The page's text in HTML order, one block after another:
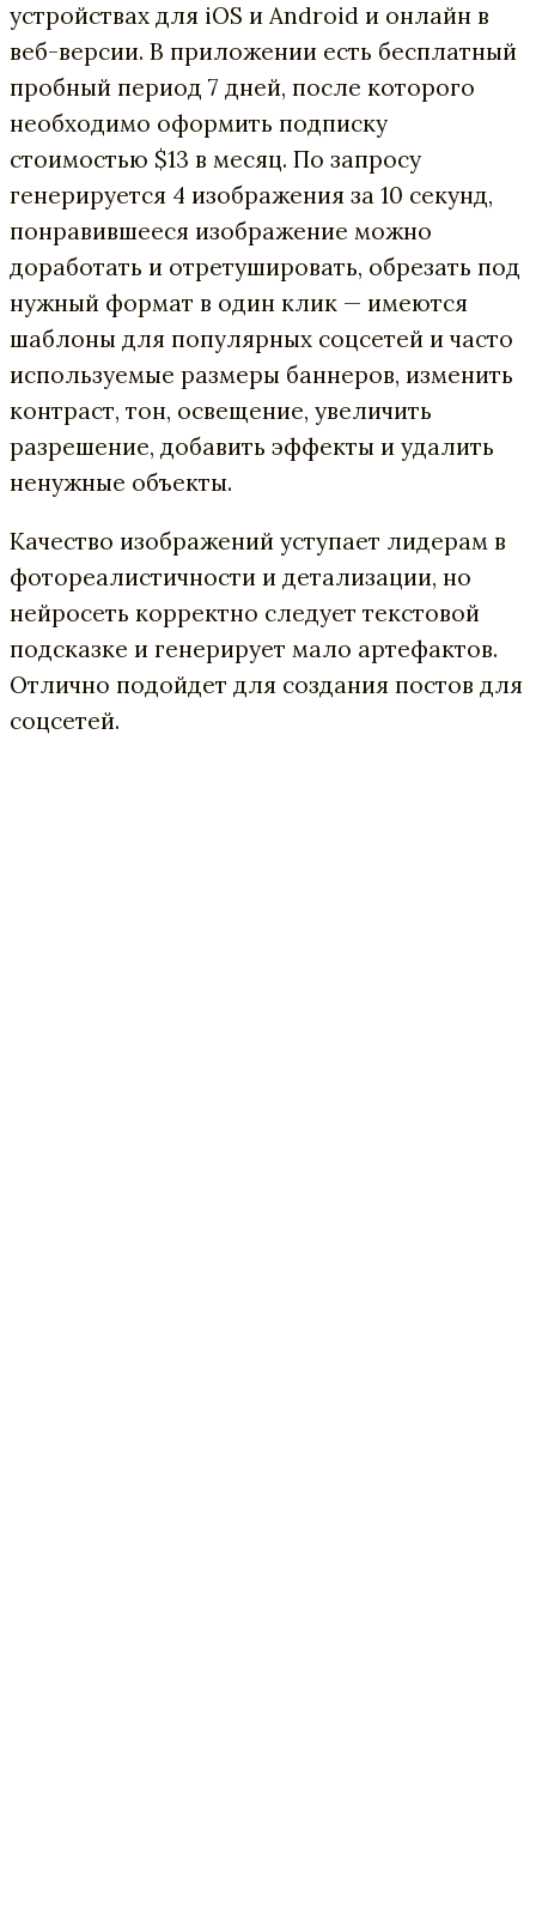
устройствах для iOS и Android и онлайн в
веб-версии. В приложении есть бесплатный
пробный период 7 дней, после которого
необходимо оформить подписку
стоимостью $13 в месяц. По запросу
генерируется 4 изображения за 10 секунд,
понравившееся изображение можно
доработать и отретушировать, обрезать под
нужный формат в один клик — имеются
шаблоны для популярных соцсетей и часто
используемые размеры баннеров, изменить
контраст, тон, освещение, увеличить
разрешение, добавить эффекты и удалить
ненужные объекты.
Качество изображений уступает лидерам в
фотореалистичности и детализации, но
нейросеть корректно следует текстовой
подсказке и генерирует мало артефактов.
Отлично подойдет для создания постов для
соцсетей.